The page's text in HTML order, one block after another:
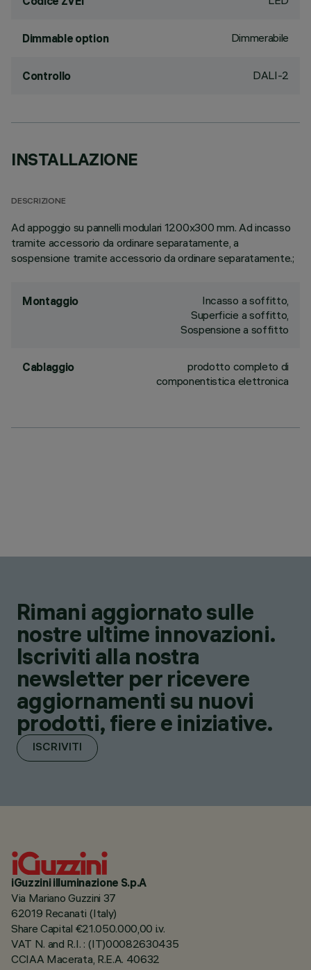
Dimmable option Dimmerabile
Controllo DALI-2
INSTALLAZIONE
DESCRIZIONE
Ad appoggio su pannelli modulari 1200x300 mm. Ad incasso
tramite accessorio da ordinare separatamente, a
sospensione tramite accessorio da ordinare separatamente.;
Montaggio
Incasso a soffitto,
Superficie a soffitto,
Sospensione a soffitto
Cablaggio
prodotto completo di
componentistica elettronica
Rimani aggiornato sulle
nostre ultime innovazioni.
Iscriviti alla nostra
newsletter per ricevere
aggiornamenti su nuovi
prodotti, fiere e iniziative.
ISCRIVITI
iGuzzini illuminazione S.p.A
Via Mariano Guzzini 37
62019 Recanati (Italy)
Share Capital €21.050.000,00 i.v.
VAT N. and R.I. : (IT)00082630435
CCIAA Macerata, R.E.A. 40632